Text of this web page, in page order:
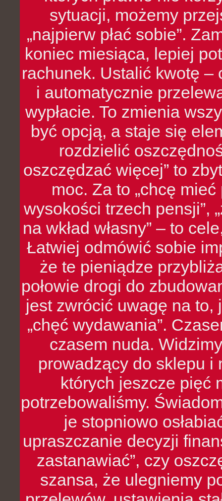
sytuacji, możemy
„najpierw płać sobie”.
koniec miesiąca, lepiej
rachunek. Ustalić kwotę
i automatycznie
wypłacie. To zmienia
być opcją, a staje się
rozdzielić
oszczędzać więcej” to
moc. Za to „chcę
wysokości trzech pensji”,
na wkład własny” – to
Łatwiej odmówić sobie
że te pieniądze
połowie drogi do
jest zwrócić uwagę na to,
„chęć wydawania”.
czasem nuda.
prowadzący do sklepu i
których jeszcze pięć
potrzebowaliśmy.
je stopniowo
upraszczanie decyzji
zastanawiać”, czy
szansa, że ulegniemy